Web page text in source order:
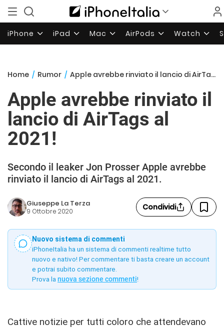
iPhone iPad Mac AirPods Watch
Home / Rumor / Apple avrebbe rinviato il lancio di AirTags al 2021!
Apple avrebbe rinviato il
lancio di AirTags al
2021!
Secondo il leaker Jon Prosser Apple avrebbe
rinviato il lancio di AirTags al 2021.
Giuseppe La Terza
9 Ottobre 2020 Condividi
Nuovo sistema di commenti
iPhoneItalia ha un sistema di commenti realtime tutto
nuovo e nativo! Per commentare ti basta creare un account
e potrai subito commentare.
Prova la nuova sezione commenti!
Cattive notizie per tutti coloro che attendevano